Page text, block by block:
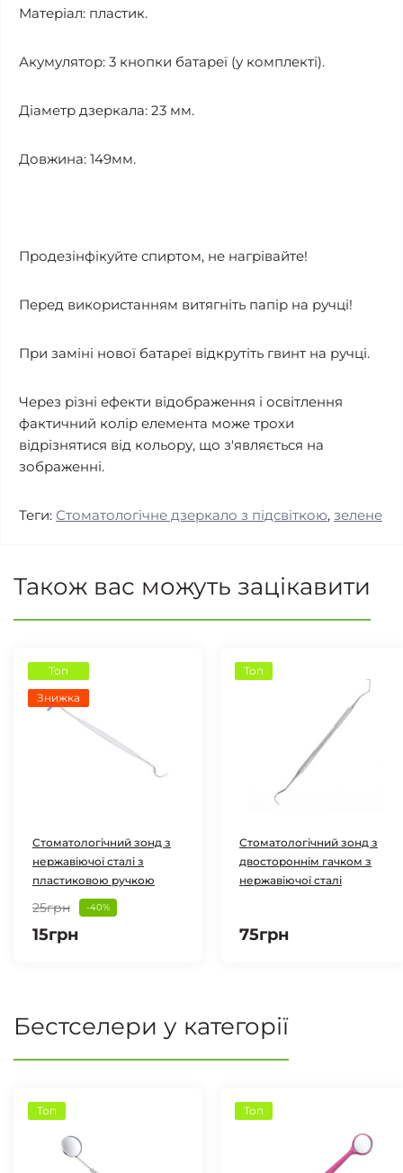
Матеріал: пластик.
Акумулятор: 3 кнопки батареї (у комплекті).
Діаметр дзеркала: 23 мм.
Довжина: 149мм.
Продезінфікуйте спиртом, не нагрівайте!
Перед використанням витягніть папір на ручці!
При заміні нової батареї відкрутіть гвинт на ручці.
Через різні ефекти відображення і освітлення
фактичний колір елемента може трохи
відрізнятися від кольору, що з'являється на
зображенні.
Теги: Стоматологічне дзеркало з підсвіткою, зелене
Також вас можуть зацікавити
Топ
Знижка
Стоматологічний зонд з
нержавіючої сталі з
пластиковою ручкою
25грн -40%
15грн
Топ
Стоматологічний зонд з
двостороннім гачком з
нержавіючої сталі
75грн
Бестселери у категорії
Топ Топ